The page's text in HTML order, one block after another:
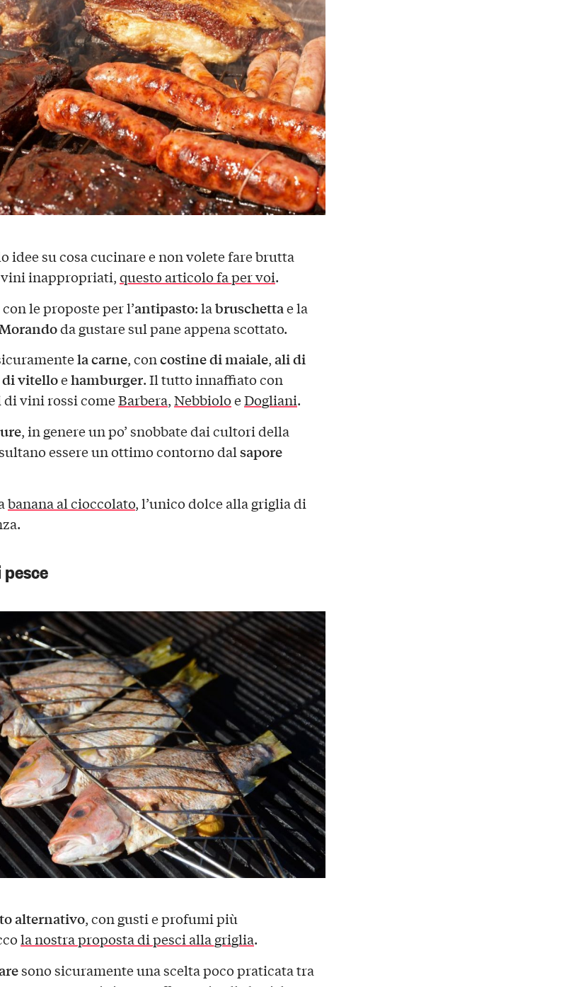
idee su cosa cucinare e non volete fare brutta
inappropriati,questo articolo fa per voi.
le proposte per l’antipasto: labruschettae la
da gustare sul pane appena scottato.
la carne, concostine di maiale,ali di
di vitelloehamburger. Il tutto innaffiato con
vini rossi comeBarbera,NebbioloeDogliani.
, in genere un po’ snobbate dai cultori della
essere un ottimo contorno dalsapore
banana al cioccolato, l’unico dolce alla griglia di
alternativo, con gusti e profumi più
la nostra proposta di pesci alla griglia.
sono sicuramente una scelta poco praticata tra